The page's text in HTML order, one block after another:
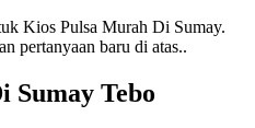
Kios Pulsa Murah Di Sumay.
pertanyaan baru di atas..
Sumay Tebo